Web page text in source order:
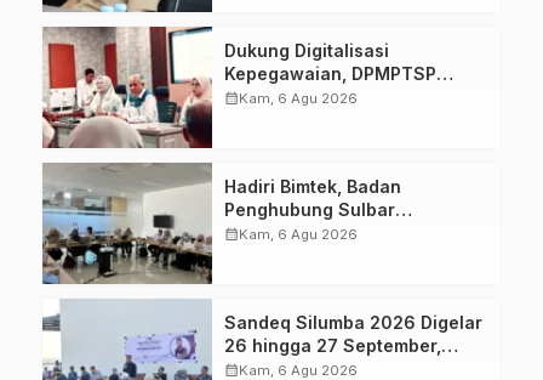
Dukung Digitalisasi
Kepegawaian, DPMPTSP
Sulbar Siap Terapkan Aplikasi
calendar_monthKam, 6 Agu 2026
Hadiri Bimtek, Badan
Penghubung Sulbar
Tingkatkan Kompetensi ASN
calendar_monthKam, 6 Agu 2026
Sandeq Silumba 2026 Digelar
26 hingga 27 September,
Rangkaian HUT Sulbar
calendar_monthKam, 6 Agu 2026